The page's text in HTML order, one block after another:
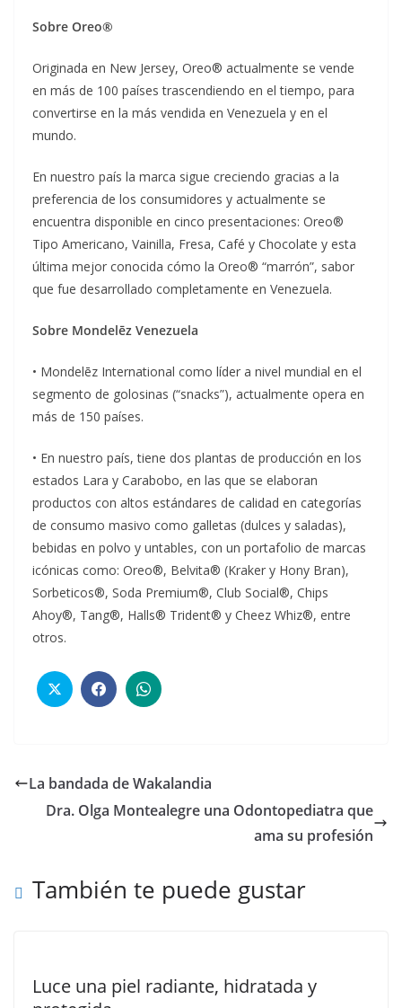
Sobre Oreo®
Originada en New Jersey, Oreo® actualmente se vende
en más de 100 países trascendiendo en el tiempo, para
convertirse en la más vendida en Venezuela y en el
mundo.
En nuestro país la marca sigue creciendo gracias a la
preferencia de los consumidores y actualmente se
encuentra disponible en cinco presentaciones: Oreo®
Tipo Americano, Vainilla, Fresa, Café y Chocolate y esta
última mejor conocida cómo la Oreo® “marrón”, sabor
que fue desarrollado completamente en Venezuela.
Sobre Mondelēz Venezuela
• Mondelēz International como líder a nivel mundial en el
segmento de golosinas (“snacks”), actualmente opera en
más de 150 países.
• En nuestro país, tiene dos plantas de producción en los
estados Lara y Carabobo, en las que se elaboran
productos con altos estándares de calidad en categorías
de consumo masivo como galletas (dulces y saladas),
bebidas en polvo y untables, con un portafolio de marcas
icónicas como: Oreo®, Belvita® (Kraker y Hony Bran),
Sorbeticos®, Soda Premium®, Club Social®, Chips
Ahoy®, Tang®, Halls® Trident® y Cheez Whiz®, entre
otros.
La bandada de Wakalandia
Dra. Olga Montealegre una Odontopediatra que
ama su profesión
También te puede gustar
Luce una piel radiante, hidratada y